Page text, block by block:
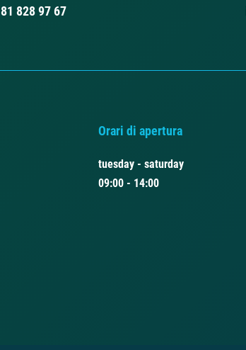
828 97 67
Orari di apertura
tuesday - saturday
09:00 - 14:00